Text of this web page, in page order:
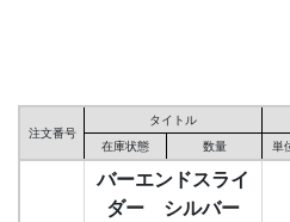
注文番号
タイトル
在庫状態 数量 単
バーエンドスライ
ダー シルバー